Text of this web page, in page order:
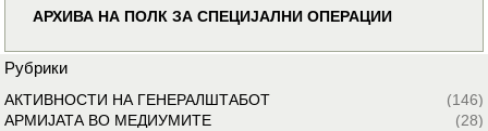
АРХИВА НА ПОЛК ЗА СПЕЦИЈАЛНИ ОПЕРАЦИИ
Рубрики
АКТИВНОСТИ НА ГЕНЕРАЛШТАБОТ
(146)
АРМИЈАТА ВО МЕДИУМИТЕ
(28)